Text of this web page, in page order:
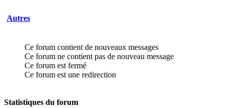
discussions
Autres
Ce forum contient de nouveaux messages
Ce forum ne contient pas de nouveau message
Ce forum est fermé
Ce forum est une redirection
Statistiques du forum